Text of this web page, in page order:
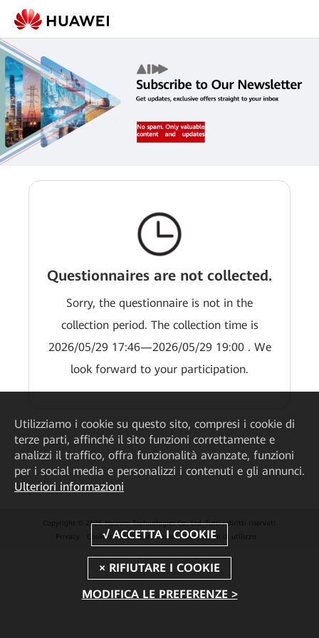
Questionnaires are not collected.
Sorry, the questionnaire is not in the
collection period. The collection time is
2026/05/29 17:46—2026/05/29 19:00 . We
look forward to your participation.
Copyright © 2026 Huawei Technologies Co., Ltd. Tutti i diritti riservati.
Privacy
Cookies Preferenze Cookie Condizioni di utilizzo
Utilizziamo i cookie su questo sito, compresi i cookie di
terze parti, affinché il sito funzioni correttamente e
analizzi il traffico, offra funzionalità avanzate, funzioni
per i social media e personalizzi i contenuti e gli annunci.
Ulteriori informazioni
MODIFICA LE PREFERENZE >